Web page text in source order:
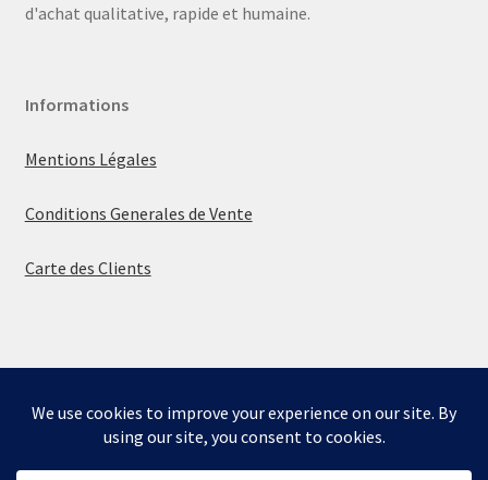
Bienvenue sur la boutique de Mumbly - Cartes de
d'achat qualitative, rapide et humaine.
Informations
Mentions Légales
Conditions Generales de Vente
Carte des Clients
© La boutique de Mumbly 2026
Built with WooCommerce.